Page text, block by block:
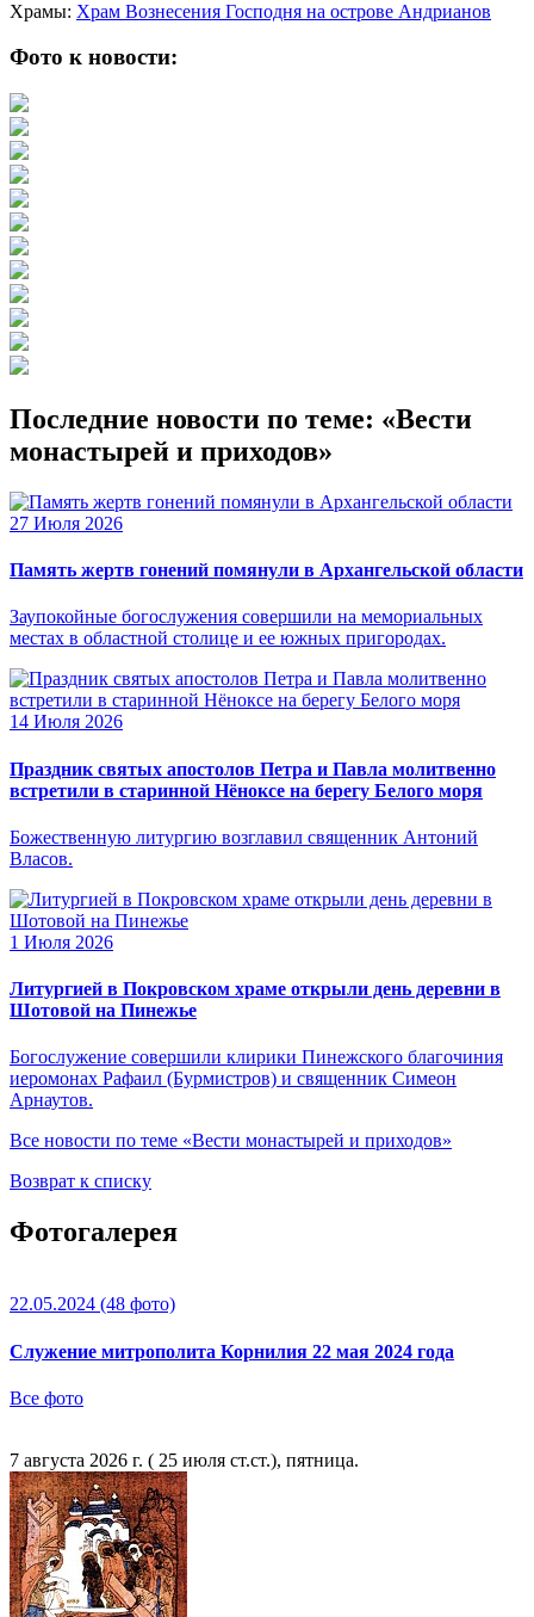
Храмы: Храм Вознесения Господня на острове Андрианов
Фото к новости:
Последние новости по теме: «Вести
монастырей и приходов»
27 Июля 2026
Память жертв гонений помянули в Архангельской области
Заупокойные богослужения совершили на мемориальных
местах в областной столице и ее южных пригородах.
14 Июля 2026
Праздник святых апостолов Петра и Павла молитвенно
встретили в старинной Нёноксе на берегу Белого моря
Божественную литургию возглавил священник Антоний
Власов.
1 Июля 2026
Литургией в Покровском храме открыли день деревни в
Шотовой на Пинежье
Богослужение совершили клирики Пинежского благочиния
иеромонах Рафаил (Бурмистров) и священник Симеон
Арнаутов.
Все новости по теме «Вести монастырей и приходов»
Возврат к списку
Фотогалерея
22.05.2024 (48 фото)
Служение митрополита Корнилия 22 мая 2024 года
Все фото
7 августа 2026 г. ( 25 июля ст.ст.), пятница.